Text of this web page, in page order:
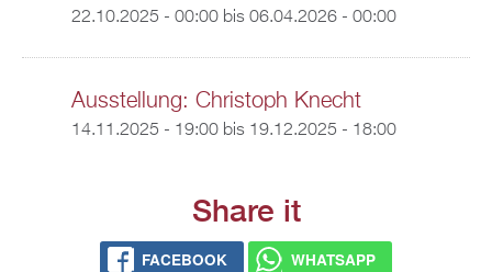
22.10.2025 - 00:00bis 06.04.2026 - 00:00
Ausstellung: Christoph Knecht
14.11.2025 - 19:00bis 19.12.2025 - 18:00
Share it
FACEBOOK WHATSAPP